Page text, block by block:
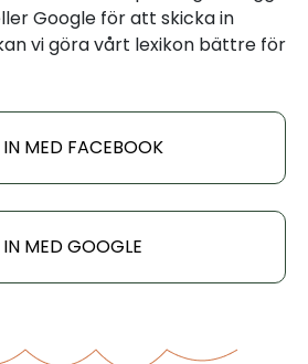
Google för att skicka in
vi göra vårt lexikon bättre för
MED FACEBOOK
MED GOOGLE